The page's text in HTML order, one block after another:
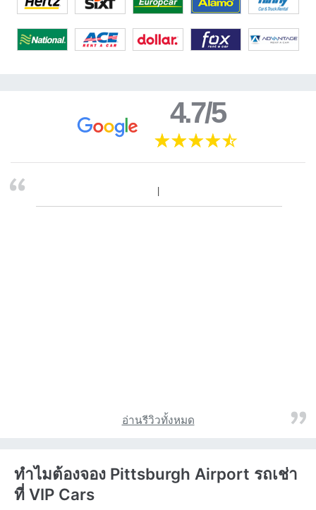
4.7/5
อ่านรีวิวทั้งหมด
ทำไมต้องจอง Pittsburgh Airport รถเช่า
ที่ VIP Cars